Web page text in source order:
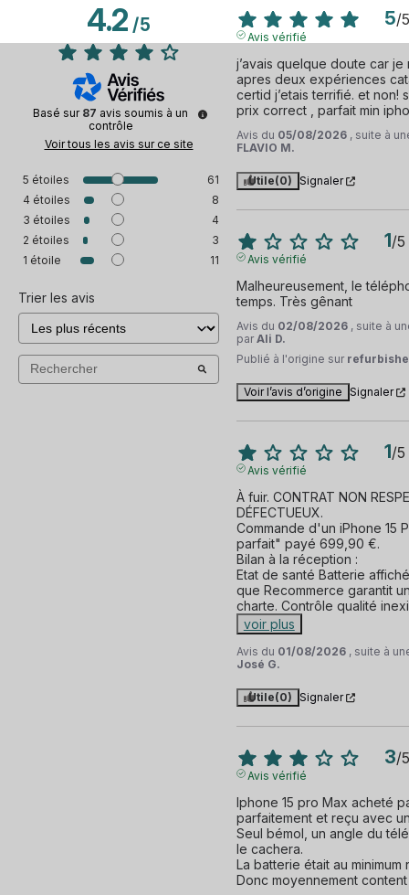
4.2/5
Basé sur 87 avis soumis à un
contrôle
Voir tous les avis sur ce site
5 étoiles
61
4 étoiles
8
3 étoiles
4
2 étoiles
3
1 étoile 11
Trier les avis
5/5
Avis vérifié
j’avais quelque doute car
apres deux expériences
certid j’etais terrifié. et
prix correct , parfait min
Avis du 05/08/2026 , suite à
FLAVIO M.
Utile(0) Signaler
1/5
Avis vérifié
Malheureusement, le
temps. Très gênant
Avis du 02/08/2026 , suite à
par Ali D.
Publié à l'origine sur
Voir l’avis d’origine Signaler
1/5
Avis vérifié
À fuir. CONTRAT NON
DÉFECTUEUX.
Commande d'un iPhone 15
parfait" payé 699,90 €.
Bilan à la réception :
Etat de santé Batterie
que Recommerce garantit
charte. Contrôle qualité
voir plus
Avis du 01/08/2026 , suite à
José G.
Utile(0) Signaler
3/5
Avis vérifié
Iphone 15 pro Max acheté
parfaitement et reçu avec
Seul bémol, un angle du
le cachera.
La batterie était au minimum
Donc moyennement content